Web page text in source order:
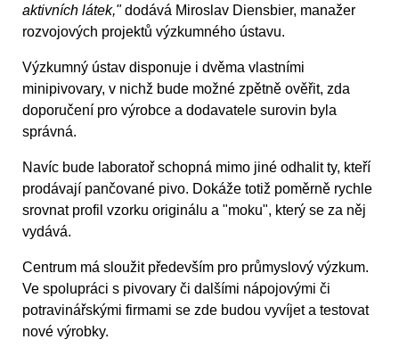
aktivních látek,"dodává Miroslav Diensbier, manažer
rozvojových projektů výzkumného ústavu.
Výzkumný ústav disponuje i dvěma vlastními
minipivovary, v nichž bude možné zpětně ověřit, zda
doporučení pro výrobce a dodavatele surovin byla
správná.
Navíc bude laboratoř schopná mimo jiné odhalit ty, kteří
prodávají pančované pivo. Dokáže totiž poměrně rychle
srovnat profil vzorku originálu a "moku", který se za něj
vydává.
Centrum má sloužit především pro průmyslový výzkum.
Ve spolupráci s pivovary či dalšími nápojovými či
potravinářskými firmami se zde budou vyvíjet a testovat
nové výrobky.